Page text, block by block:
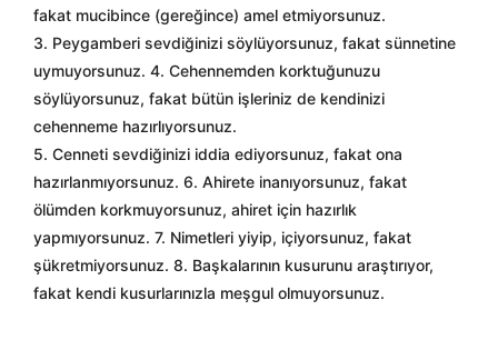
fakat mucibince (gereğince) amel etmiyorsunuz.
3. Peygamberi sevdiğinizi söylüyorsunuz, fakat sünnetine
uymuyorsunuz. 4. Cehennemden korktuğunuzu
söylüyorsunuz, fakat bütün işleriniz de kendinizi
cehenneme hazırlıyorsunuz.
5. Cenneti sevdiğinizi iddia ediyorsunuz, fakat ona
hazırlanmıyorsunuz. 6. Ahirete inanıyorsunuz, fakat
ölümden korkmuyorsunuz, ahiret için hazırlık
yapmıyorsunuz. 7. Nimetleri yiyip, içiyorsunuz, fakat
şükretmiyorsunuz. 8. Başkalarının kusurunu araştırıyor,
fakat kendi kusurlarınızla meşgul olmuyorsunuz.